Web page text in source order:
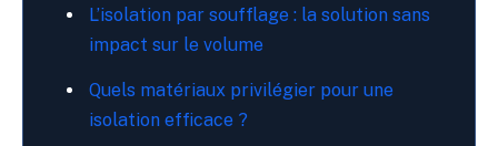
L’isolation par soufflage : la solution sans
impact sur le volume
Quels matériaux privilégier pour une
isolation efficace ?